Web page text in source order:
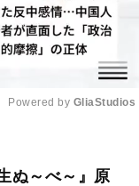
Powered by GliaStudios
ぬ～べ～』原